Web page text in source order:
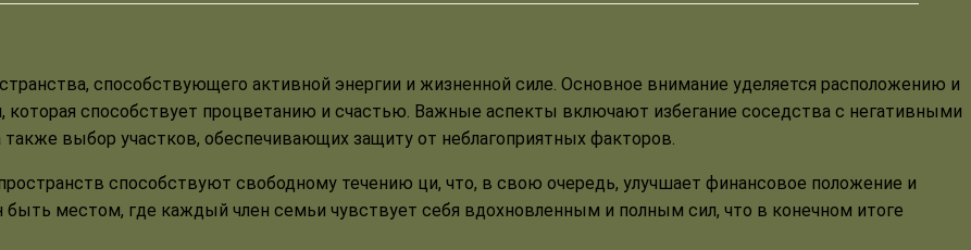
способствующего активной энергии и жизненной силе. Основное внимание уделяется расположению и
которая способствует процветанию и счастью. Важные аспекты включают избегание соседства с негативными
выбор участков, обеспечивающих защиту от неблагоприятных факторов.
способствуют свободному течению ци, что, в свою очередь, улучшает финансовое положение и
местом, где каждый член семьи чувствует себя вдохновленным и полным сил, что в конечном итоге